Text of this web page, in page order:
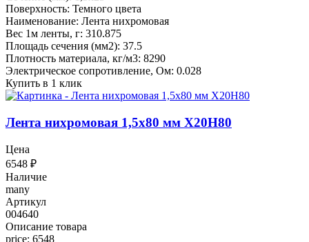
Поверхность: Темного цвета
Наименование: Лента нихромовая
Вес 1м ленты, г: 310.875
Площадь сечения (мм2): 37.5
Плотность материала, кг/м3: 8290
Электрическое сопротивление, Ом: 0.028
Купить в 1 клик
Лента нихромовая 1,5x80 мм Х20Н80
Цена
6548 ₽
Наличие
many
Артикул
004640
Описание товара
price: 6548